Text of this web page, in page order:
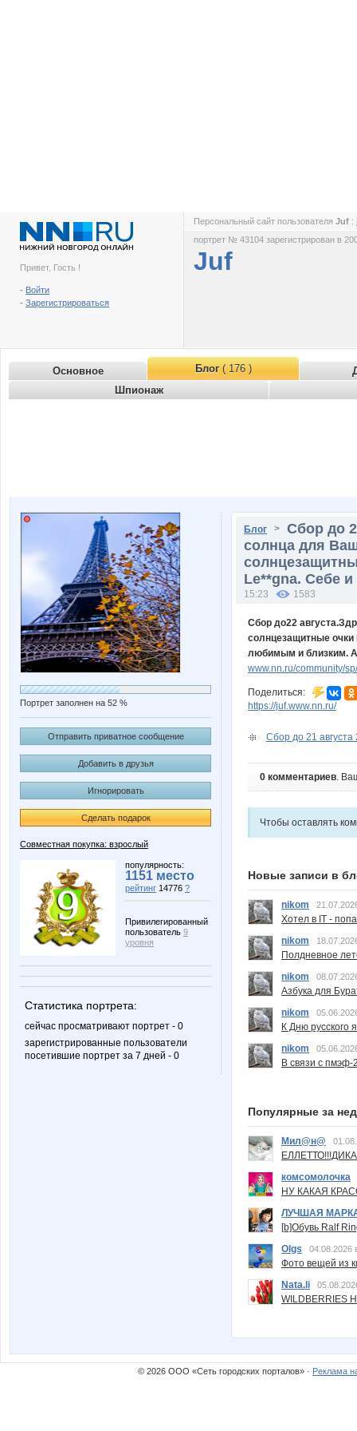
Привет, Гость !
- Войти
- Зарегистрироваться
Персональный сайт пользователя Juf :
портрет № 43104 зарегистрирован в
Juf
Основное Блог( 176 )
Шпионаж
Портрет заполнен на 52 %
Отправить приватное сообщение
Добавить в друзья
Игнорировать
Сделать подарок
Совместная покупка: взрослый
популярность:
1151 место
рейтинг 14776 ?
Привилегированный
пользователь 9
уровня
Статистика портрета:
сейчас просматривают портрет - 0
зарегистрированные пользователи
посетившие портрет за 7 дней - 0
Блог > Сбор до
солнца для
Le**gna. Себе
15:23 1583
Сбор до22
солнцезащитные очки
любимым и близким.
www.nn.ru/community/
Поделиться:
https://juf.www.nn.ru/
Сбор до 21
0 комментариев.
Чтобы оставлять
Новые записи в
nikom
Хотел в IT -
nikom
Полдневное
nikom
Азбука для
nikom
К Дню русского
nikom
В связи с пмэф-
Популярные за
Мил@н@
комсомолочка
НУ КАКАЯ
ЛУЧШАЯ
[b]Обувь Ralf
Olgs
04.08.2026
Фото вещей из
Nata.li
© 2026 ООО «Сеть городских порталов» · Реклама